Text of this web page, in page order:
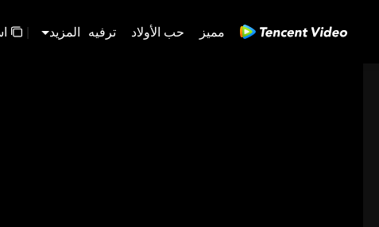
مميز حب الأولاد ترفيه المزيد |